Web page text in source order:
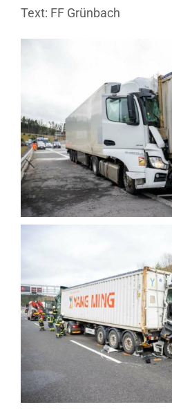
Text: FF Grünbach